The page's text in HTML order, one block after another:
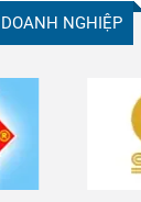
NGHIỆP